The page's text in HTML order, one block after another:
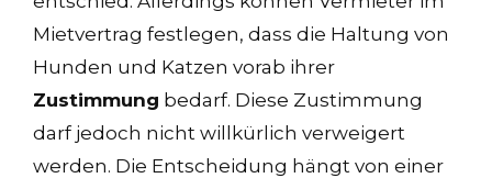
Mietvertrag festlegen, dass die Haltung von
Hunden und Katzen vorab ihrer
Zustimmung bedarf. Diese Zustimmung
darf jedoch nicht willkürlich verweigert
werden. Die Entscheidung hängt von einer